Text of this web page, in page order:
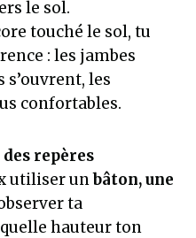
le sol.
touché le sol, tu
: les jambes
s’ouvrent, les
confortables.
repères
utiliser unbâton, une
ta
hauteur ton